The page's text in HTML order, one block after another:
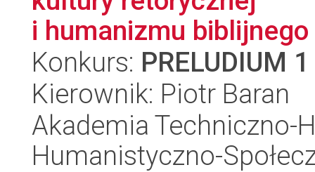
i humanizmu biblijnego
Konkurs: PRELUDIUM 1
Kierownik: Piotr Baran
Akademia Techniczno-
Humanistyczno-